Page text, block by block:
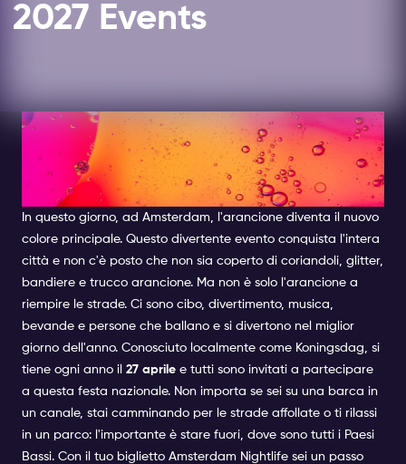
2027 Events
PERCHÉ DOVRESTI VISITARE
AMSTERDAM PER LA FESTA
DEL RE E IL GIORNO DEL RE
In questo giorno, ad Amsterdam, l'arancione diventa il nuovo
colore principale. Questo divertente evento conquista l'intera
città e non c'è posto che non sia coperto di coriandoli, glitter,
bandiere e trucco arancione. Ma non è solo l'arancione a
riempire le strade. Ci sono cibo, divertimento, musica,
bevande e persone che ballano e si divertono nel miglior
giorno dell'anno. Conosciuto localmente come Koningsdag, si
tiene ogni anno il 27 aprile e tutti sono invitati a partecipare
a questa festa nazionale. Non importa se sei su una barca in
un canale, stai camminando per le strade affollate o ti rilassi
in un parco: l'importante è stare fuori, dove sono tutti i Paesi
Bassi. Con il tuo biglietto Amsterdam Nightlife sei un passo